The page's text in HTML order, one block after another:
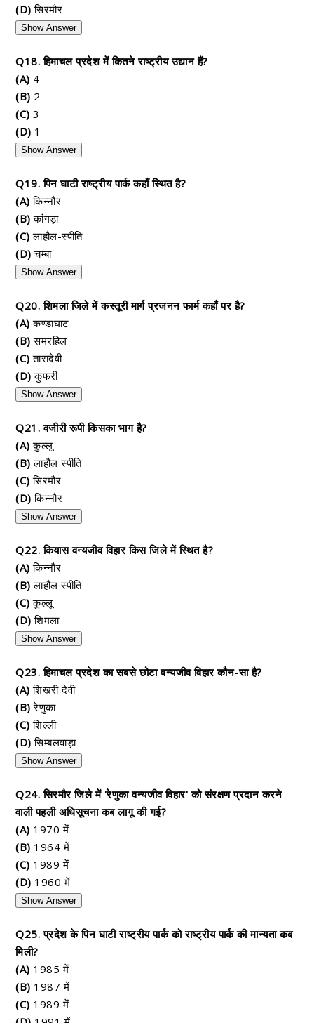
(D) सिरमौर
Show Answer
Q18. हिमाचल प्रदेश में कितने राष्ट्रीय उद्यान हैं?
(A) 4
(B) 2
(C) 3
(D) 1
Show Answer
Q19. पिन घाटी राष्ट्रीय पार्क कहाँ स्थित है?
(A) किन्नौर
(B) कांगड़ा
(C) लाहौल-स्पीति
(D) चम्बा
Show Answer
Q20. शिमला जिले में कस्तूरी मार्ग प्रजनन फार्म कहाँ पर है?
(A) कण्डाघाट
(B) समरहिल
(C) तारादेवी
(D) कुफरी
Show Answer
Q21. वजीरी रूपी किसका भाग है?
(A) कुल्लू
(B) लाहौल स्पीति
(C) सिरमौर
(D) किन्नौर
Show Answer
Q22. कियास वन्यजीव विहार किस जिले में स्थित है?
(A) किन्नौर
(B) लाहौल स्पीति
(C) कुल्लू
(D) शिमला
Show Answer
Q23. हिमाचल प्रदेश का सबसे छोटा वन्यजीव विहार कौन-सा है?
(A) शिखरी देवी
(B) रेणुका
(C) शिल्ली
(D) सिम्बलवाड़ा
Show Answer
Q24. सिरमौर जिले में 'रेणुका वन्यजीव विहार' को संरक्षण प्रदान करने
वाली पहली अधिसूचना कब लागू की गई?
(A) 1970 में
(B) 1964 में
(C) 1989 में
(D) 1960 में
Show Answer
Q25. प्रदेश के पिन घाटी राष्ट्रीय पार्क को राष्ट्रीय पार्क की मान्यता कब
मिली?
(A) 1985 में
(B) 1987 में
(C) 1989 में